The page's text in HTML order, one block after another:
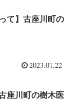
て】古座川町の
2023.01.22
座川町の樹木医